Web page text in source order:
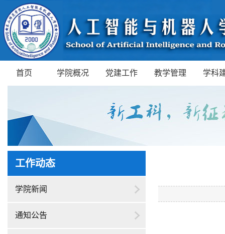
首页 学院概况 党建工作 教学管理 学科
工作动态
学院新闻
通知公告